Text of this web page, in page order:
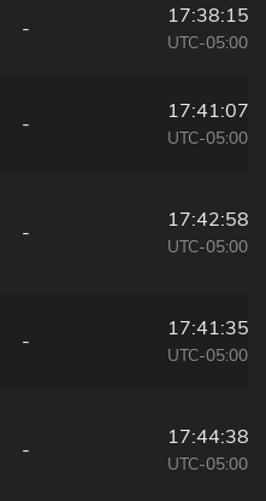
-
17:38:15
UTC-05:00
-
17:41:07
UTC-05:00
-
17:42:58
UTC-05:00
-
17:41:35
UTC-05:00
-
17:44:38
UTC-05:00